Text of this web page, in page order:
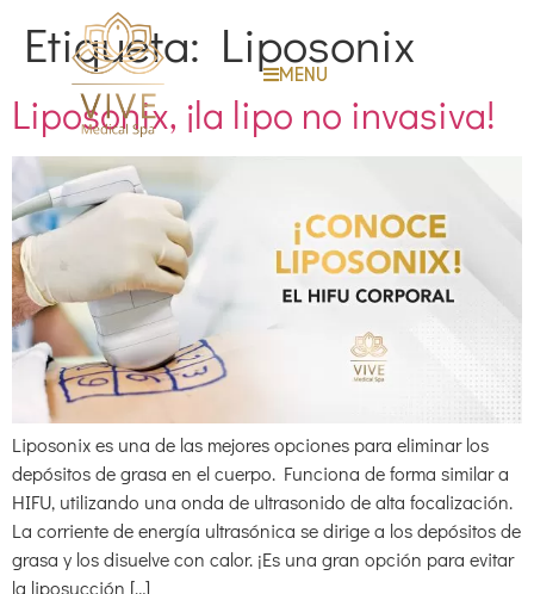
MENU
Etiqueta: Liposonix
Liposonix, ¡la lipo no invasiva!
Liposonix es una de las mejores opciones para eliminar los
depósitos de grasa en el cuerpo. Funciona de forma similar a
HIFU, utilizando una onda de ultrasonido de alta focalización.
La corriente de energía ultrasónica se dirige a los depósitos de
grasa y los disuelve con calor. ¡Es una gran opción para evitar
la liposucción […]